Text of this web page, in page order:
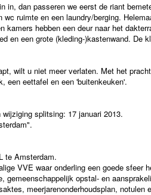
in, dan passeren we eerst de riant
wc ruimte en een laundry/berging.
kamers hebben een deur naar het
en een grote (kleding-)kastenwand. De
wilt u niet meer verlaten. Met het
een eettafel en een 'buitenkeuken'.
splitsing: 17 januari 2013.
te Amsterdam.
VVE waar onderling een goede sfeer
gemeenschappelijk opstal- en
meerjarenonderhoudsplan,